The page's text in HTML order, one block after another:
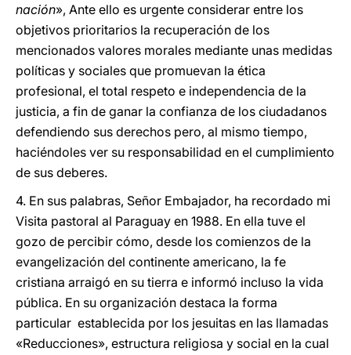
nación», Ante ello es urgente considerar entre los
objetivos prioritarios la recuperación de los
mencionados valores morales mediante unas medidas
políticas y sociales que promuevan la ética
profesional, el total respeto e independencia de la
justicia, a fin de ganar la confianza de los ciudadanos
defendiendo sus derechos pero, al mismo tiempo,
haciéndoles ver su responsabilidad en el cumplimiento
de sus deberes.
4. En sus palabras, Señor Embajador, ha recordado mi
Visita pastoral al Paraguay en 1988. En ella tuve el
gozo de percibir cómo, desde los comienzos de la
evangelización del continente americano, la fe
cristiana arraigó en su tierra e informó incluso la vida
pública. En su organización destaca la forma
particular establecida por los jesuitas en las llamadas
«Reducciones», estructura religiosa y social en la cual